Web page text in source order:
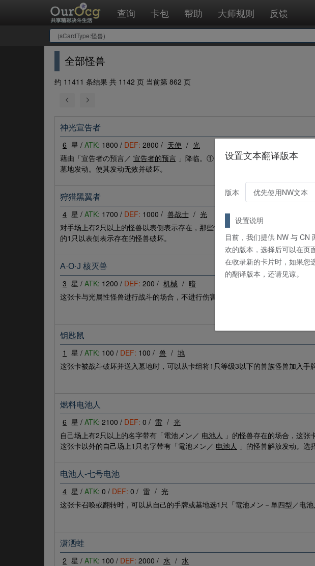
查询 卡包 帮助 大师规则 反馈
全部怪兽
约 11411 条结果 共 1142 页 当前第 862 页
神光宣告者
6 星 / ATK: 1800 / DEF: 2800 / 天使 / 光
藉由「宣告者の預言／ 宣告者的预言 」降临。①：对手发动怪兽的效果或魔法
墓地发动。使其发动无效并破坏。
狩猎黑翼者
4 星 / ATK: 1700 / DEF: 1000 / 兽战士 / 光
对手场上有2只以上的怪兽以表侧表示存在，那些怪兽的种族全部相同的场合，可
的1只以表侧表示存在的怪兽破坏。
A·O·J 核灭兽
3 星 / ATK: 1200 / DEF: 200 / 机械 / 暗
这张卡与光属性怪兽进行战斗的场合，不进行伤害计算将那只怪兽破坏。
钥匙鼠
1 星 / ATK: 100 / DEF: 100 / 兽 / 地
这张卡被战斗破坏并送入墓地时，可以从卡组将1只等级3以下的兽族怪兽加入手牌
燃料电池人
6 星 / ATK: 2100 / DEF: 0 / 雷 / 光
自己场上有2只以上的名字带有「電池メン／ 电池人 」的怪兽存在的场合，这
这张卡以外的自己场上1只名字带有「電池メン／ 电池人 」的怪兽解放发动。选
电池人-七号电池
4 星 / ATK: 0 / DEF: 0 / 雷 / 光
这张卡召唤或翻转时，可以从自己的手牌或墓地选1只「電池メン－単四型／电池
潇洒蛙
2 星 / ATK: 100 / DEF: 2000 / 水 / 水
设置文本翻译版本
版本
设置说明
目前，我们提供 NW 与 CN
欢的版本，选择后可以在页
在收录新的卡片时，如果您
的翻译版本，还请见谅。